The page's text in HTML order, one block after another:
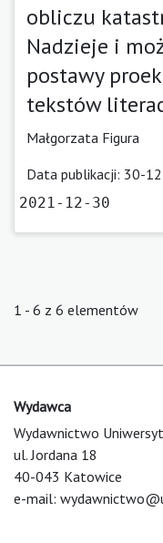
obliczu
Nadzieje i
postawy
tekstów
Małgorzata Figura
Data publikacji: 30-
2021-12-30
1 - 6 z 6 elementów
Wydawca
Wydawnictwo
ul. Jordana 18
40-043 Katowice
e-mail: